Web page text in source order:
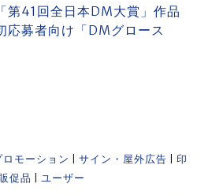
41回全日本DM大賞」作品
募者向け「DMグロース
ロモーション サイン・屋外広告
印
促品 ユーザー